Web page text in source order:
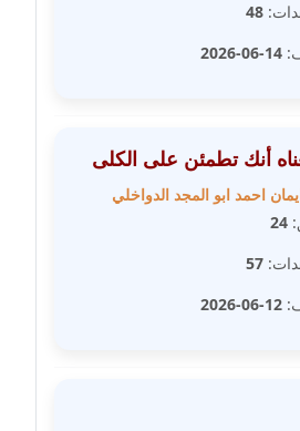
48
14-06-2026
أنك تطمئن على الكلى
احمد ابو المجد الدواخلي
24
57
12-06-2026